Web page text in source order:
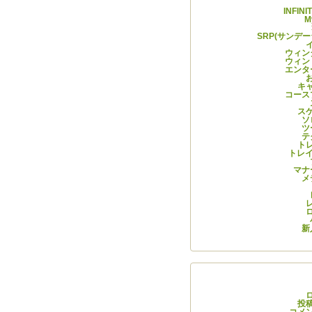
SRP(サンデ
ウィ
ウィ
エンタ
キ
コー
ス
ソ
ツ
テ
ト
トレ
マ
メ
新
投